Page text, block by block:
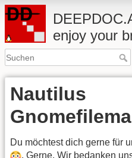
enjoy your
Nautilus
Du möchtest dich gerne für
. Gerne. Wir bedanken